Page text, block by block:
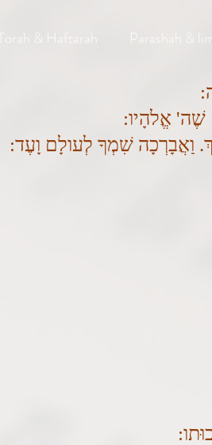
Torah & Haftarah Parashah &
אֱלהָיו:
וַאֲבָרְכָה שִׁמְךָ לְעולָם וָעֶד: